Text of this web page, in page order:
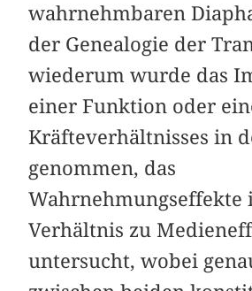
wahrnehmbaren
der Genealogie der
wiederum wurde das
einer Funktion oder
Kräfteverhältnisses in
genommen, das
Wahrnehmungseffekte
Verhältnis zu
untersucht, wobei